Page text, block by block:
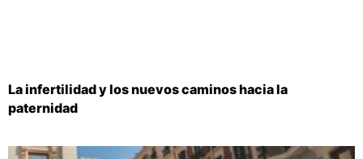
La infertilidad y los nuevos caminos hacia la
paternidad